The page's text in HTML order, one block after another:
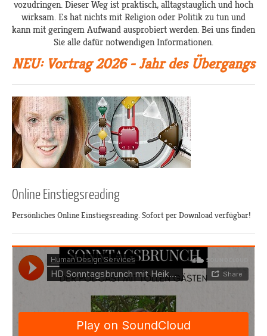
vozudringen. Dieser Weg ist praktisch, alltagstauglich und hoch
wirksam. Es hat nichts mit Religion oder Politik zu tun und
kann mit geringem Aufwand ausprobiert werden. Bei uns finden
Sie alle dafür notwendigen Informationen.
NEU: Vortrag 2026 - Jahr des Übergangs
Online Einstiegsreading
Persönliches Online Einstiegsreading. Sofort per Download verfügbar!